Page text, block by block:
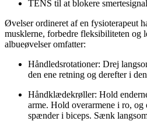
TENS til at blokere
Øvelser ordineret af en fysioterapeut
musklerne, forbedre fleksibiliteten og
albueøvelser omfatter:
Håndledsrotationer: Drej
den ene retning og derefter i
Håndklædekrøller: Hold
arme. Hold overarmene i ro,
spænder i biceps. Sænk